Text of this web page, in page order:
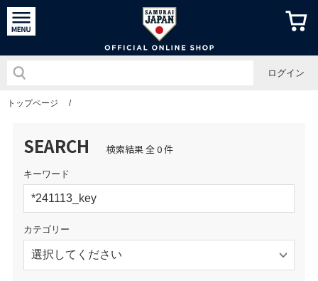
侍ジャパ
ログイン
トップページ /
SEARCH 検索結果 全 0 件
キーワード
カテゴリー